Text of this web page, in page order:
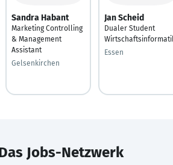
Sandra Habant
Marketing Controlling
& Management
Assistant
Gelsenkirchen
Jan Scheid
Dualer Student
Essen
Jobs-Netzwerk